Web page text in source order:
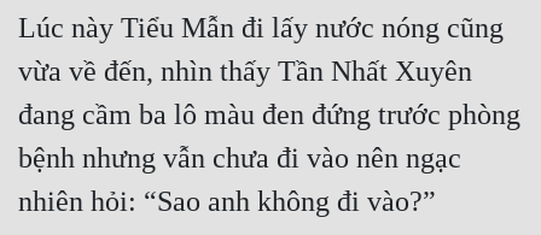
Dị Năng
Gia Đấu
Góc Nhìn Nam
Góc Nhìn Nữ
Huyền Huyễn
Lúc này Tiểu Mẫn đi lấy nước nóng cũng
vừa về đến, nhìn thấy Tần Nhất Xuyên
đang cầm ba lô màu đen đứng trước phòng
bệnh nhưng vẫn chưa đi vào nên ngạc
nhiên hỏi: “Sao anh không đi vào?”